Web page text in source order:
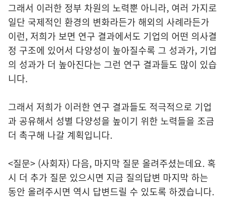
그래서 이러한 정부 차원의 노력뿐 아니라, 여러 가지로
일단 국제적인 환경의 변화라든가 해외의 사례라든가
이런, 저희가 보면 연구 결과에서도 기업의 어떤 의사결
정 구조에 있어서 다양성이 높아질수록 그 성과가, 기업
의 성과가 더 높아진다는 그런 연구 결과들도 많이 있습
니다.
그래서 저희가 이러한 연구 결과들도 적극적으로 기업
과 공유해서 성별 다양성을 높이기 위한 노력들을 조금
더 촉구해 나갈 계획입니다.
<질문> (사회자) 다음, 마지막 질문 올려주셨는데요. 혹
시 더 추가 질문 있으시면 지금 질의답변 마지막 하는
동안 올려주시면 역시 답변드릴 수 있도록 하겠습니다.